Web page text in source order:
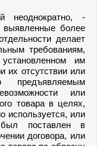
неоднократно, -
выявленные более
делает
требованиям,
им
их отсутствии или
или
товара в целях,
используется, или
поставлен в
договора, или